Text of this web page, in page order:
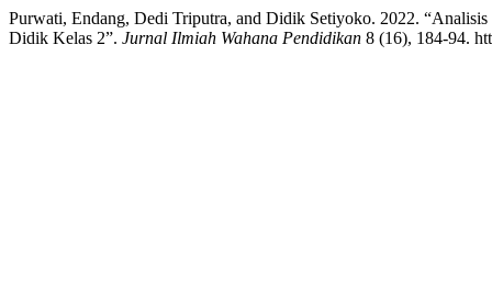
Purwati, Endang, Dedi Triputra, and Didik Setiyoko. 2022. “Analisis
Didik Kelas 2”. Jurnal Ilmiah Wahana Pendidikan 8 (16), 184-94.